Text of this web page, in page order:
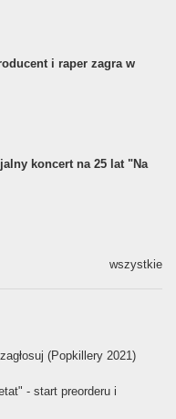
i raper zagra w
koncert na 25 lat "Na
wszystkie
(Popkillery 2021)
- start preorderu i